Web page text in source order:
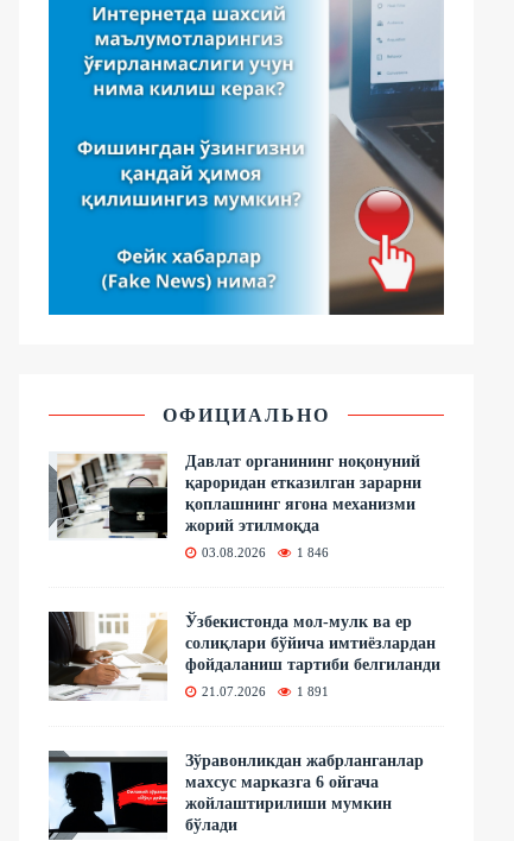
ОФИЦИАЛЬНО
Давлат органининг ноқонуний
қароридан етказилган зарарни
қоплашнинг ягона механизми
жорий этилмоқда
03.08.2026 1 846
Ўзбекистонда мол-мулк ва ер
солиқлари бўйича имтиёзлардан
фойдаланиш тартиби белгиланди
21.07.2026 1 891
Зўравонликдан жабрланганлар
махсус марказга 6 ойгача
жойлаштирилиши мумкин
бўлади